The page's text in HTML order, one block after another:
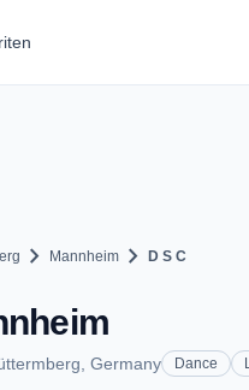
chevron_right Mannheim chevron_right D S C
Germany Dance